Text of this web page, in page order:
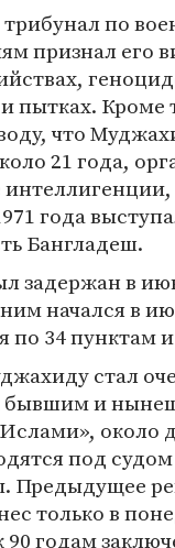
трибунал по
признал его
пытках. Кроме
что
21 года,
года
Бангладеш.
задержан в
начался в
по 34 пунктам
стал
и
около
под
Предыдущее
только в
90 годам